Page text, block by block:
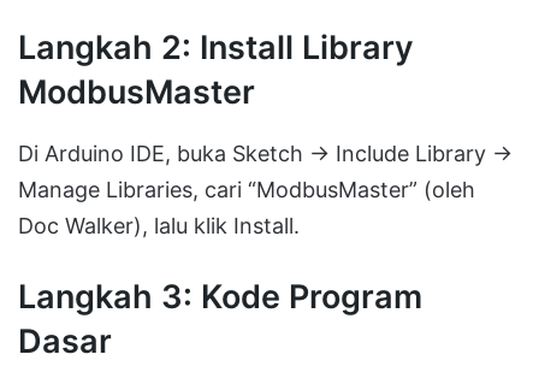
Langkah 2: Install Library
ModbusMaster
Di Arduino IDE, buka Sketch → Include Library →
Manage Libraries, cari “ModbusMaster” (oleh
Doc Walker), lalu klik Install.
Langkah 3: Kode Program
Dasar